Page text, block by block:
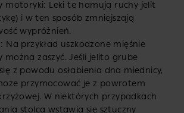
motoryki: Leki te hamują ruchy jelit
i w ten sposób zmniejszają
wypróżnień.
Na przykład uszkodzone mięśnie
można zaszyć. Jeśli jelito grube
z powodu osłabienia dna miednicy,
przymocować je z powrotem
W niektórych przypadkach
stolca wstawia się sztuczny